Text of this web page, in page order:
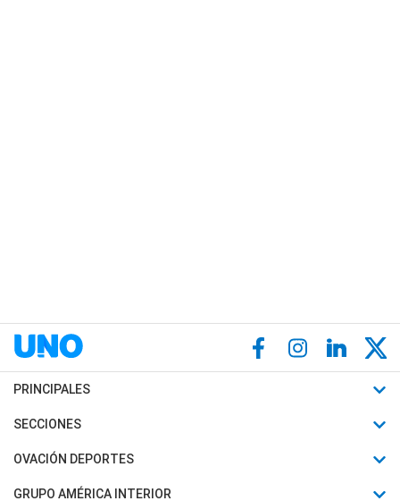
PRINCIPALES
Últimas Noticias
Política
SECCIONES
Horóscopo
Motores
OVACIÓN DEPORTES
Fútbol
GRUPO AMÉRICA INTERIOR